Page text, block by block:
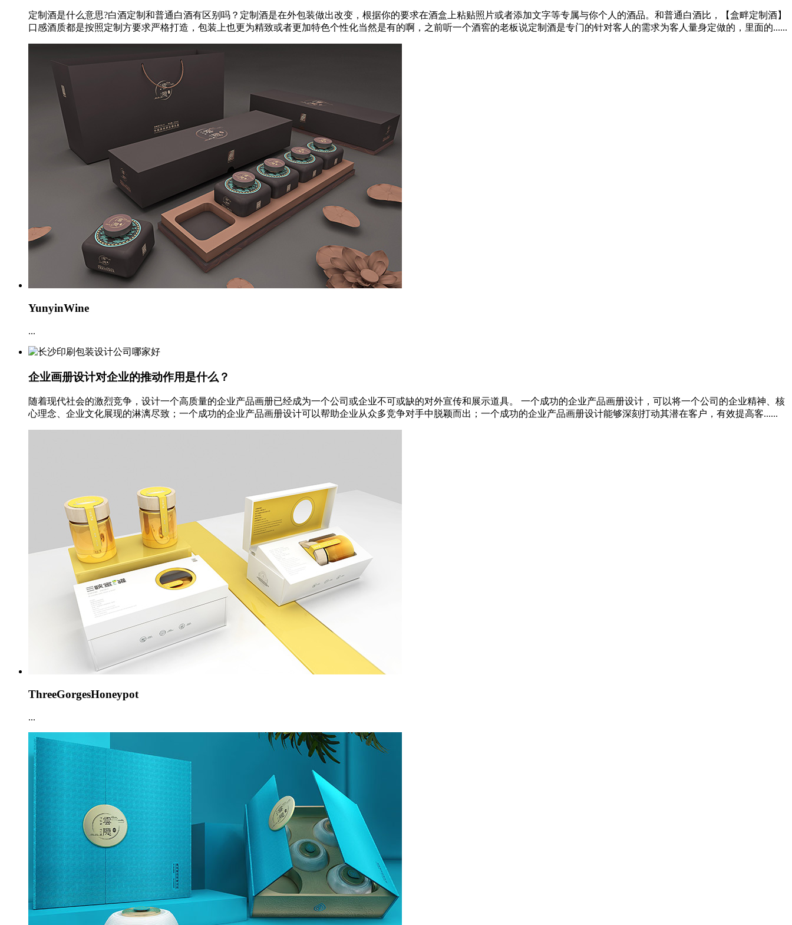
定制酒是什么意思?白酒定制和普通白酒有区别吗？定制酒是在外包装做出改变，根据你的要求在酒盒上粘贴照片或者添加文字等专属与你个人的酒品。和普通白酒比，【盒畔定制酒】
口感酒质都是按照定制方要求严格打造，包装上也更为精致或者更加特色个性化当然是有的啊，之前听一个酒窖的老板说定制酒是专门的针对客人的需求为客人量身定做的，里面的......
YunyinWine
...
企业画册设计对企业的推动作用是什么？
随着现代社会的激烈竞争，设计一个高质量的企业产品画册已经成为一个公司或企业不可或缺的对外宣传和展示道具。 一个成功的企业产品画册设计，可以将一个公司的企业精神、核
心理念、企业文化展现的淋漓尽致；一个成功的企业产品画册设计可以帮助企业从众多竞争对手中脱颖而出；一个成功的企业产品画册设计能够深刻打动其潜在客户，有效提高客......
ThreeGorgesHoneypot
...